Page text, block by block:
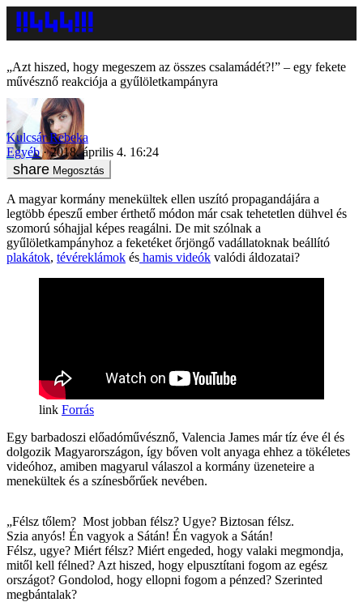
„Azt hiszed, hogy megeszem az összes csalamádét?!” – egy fekete
művésznő reakciója a gyűlöletkampányra
Kulcsár Rebeka
Egyéb
2018. április 4. 16:24
Megosztás
A magyar kormány menekültek ellen uszító propagandájára a
legtöbb épeszű ember érthető módon már csak tehetetlen dühvel és
szomorú sóhajjal képes reagálni. De mit szólnak a
gyűlöletkampányhoz a feketéket őrjöngő vadállatoknak beállító
plakátok, tévéreklámok és hamis videók valódi áldozatai?
Forrás
Egy barbadoszi előadóművésznő, Valencia James már tíz éve él és
dolgozik Magyarországon, így bőven volt anyaga ehhez a tökéletes
videóhoz, amiben magyarul válaszol a kormány üzeneteire a
menekültek és a színesbőrűek nevében.
„Félsz tőlem? Most jobban félsz? Ugye? Biztosan félsz.
Szia anyós! Én vagyok a Sátán! Én vagyok a Sátán!
Félsz, ugye? Miért félsz? Miért engeded, hogy valaki megmondja,
mitől kell félned? Azt hiszed, hogy elpusztítani fogom az egész
országot? Gondolod, hogy ellopni fogom a pénzed? Szerinted
megbántalak?